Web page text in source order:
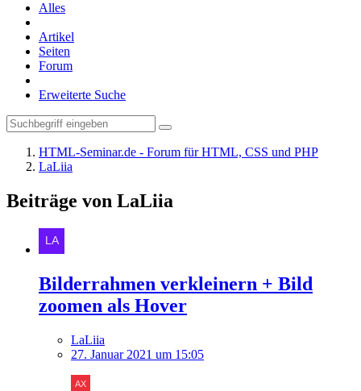
Alles
Artikel
Seiten
Forum
Erweiterte Suche
HTML-Seminar.de - Forum für HTML, CSS und PHP
LaLiia
Beiträge von LaLiia
Bilderrahmen verkleinern + Bild
zoomen als Hover
LaLiia
27. Januar 2021 um 15:05